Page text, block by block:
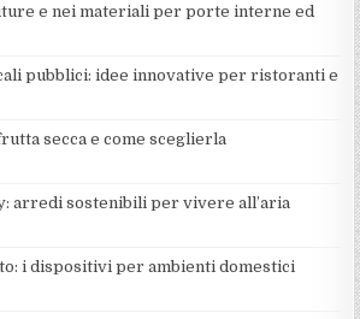
e nei materiali per porte interne ed
pubblici: idee innovative per ristoranti e
secca e come sceglierla
arredi sostenibili per vivere all’aria
i dispositivi per ambienti domestici